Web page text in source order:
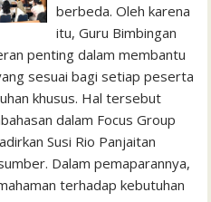
berbeda. Oleh karena
itu, Guru Bimbingan
penting dalam membantu
sesuai bagi setiap peserta
khusus. Hal tersebut
dalam Focus Group
Susi Rio Panjaitan
Dalam pemaparannya,
terhadap kebutuhan